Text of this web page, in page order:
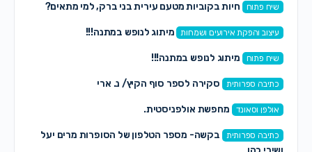
שיח פתוח חיות בקוביות מטעם עירית בני ברק, למי מתאים?
עיצוב והפקת אירועים ושמחות מיתוג לנופש במתנה!!!
שיח פתוח מיתוג לנופש במתנה!!!
כתיבה ספרותית סקירה לספר סוף הקיץ/ נ. ארי
אולפן וסאונד מחפשת אולפניסטית.
כתיבה ספרותית
בקשה- מספר הטלפון של הסופרות מרים יעל